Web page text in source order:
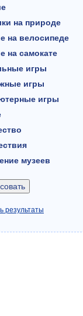
на природе
на велосипеде
на самокате
игры
игры
игры
музеев
результаты